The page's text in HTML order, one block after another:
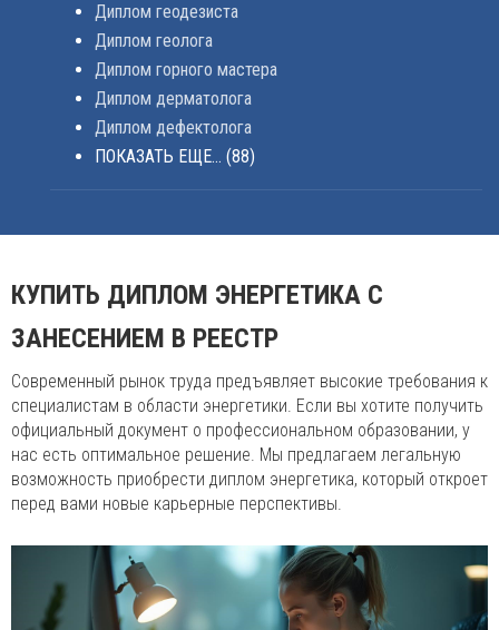
Диплом геодезиста
Диплом геолога
Диплом горного мастера
Диплом дерматолога
Диплом дефектолога
ПОКАЗАТЬ ЕЩЕ... (88)
КУПИТЬ ДИПЛОМ ЭНЕРГЕТИКА С
ЗАНЕСЕНИЕМ В РЕЕСТР
Современный рынок труда предъявляет высокие требования к
специалистам в области энергетики. Если вы хотите получить
официальный документ о профессиональном образовании, у
нас есть оптимальное решение. Мы предлагаем легальную
возможность приобрести диплом энергетика, который откроет
перед вами новые карьерные перспективы.